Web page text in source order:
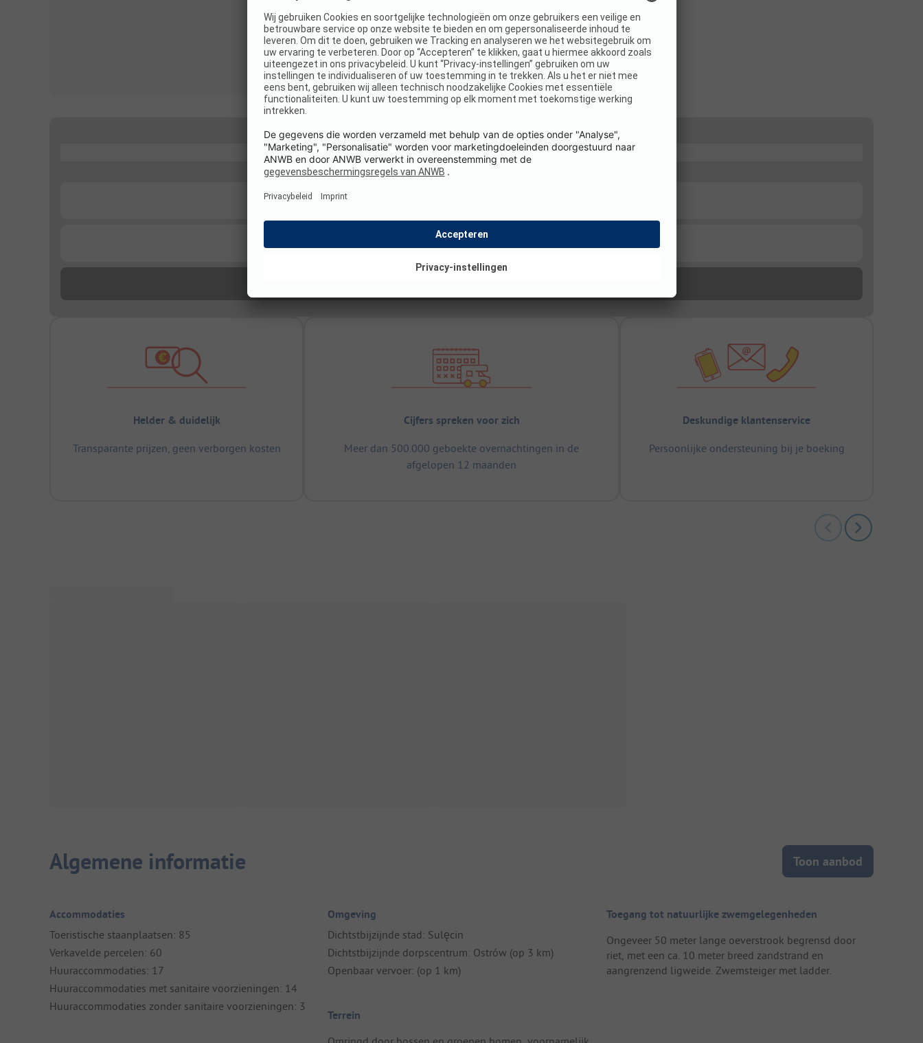
Helder & duidelijk
Transparante prijzen, geen verborgen kosten
Cijfers spreken voor zich
Meer dan 500.000 geboekte overnachtingen in de
afgelopen 12 maanden
Deskundige klantenservice
Persoonlijke ondersteuning bij je boeking
Algemene informatie Toon aanbod
Accommodaties
Toeristische staanplaatsen: 85
Verkavelde percelen: 60
Huuraccommodaties: 17
Huuraccommodaties met sanitaire voorzieningen: 14
Huuraccommodaties zonder sanitaire voorzieningen: 3
Omgeving
Dichtstbijzijnde stad: Sulęcin
Dichtstbijzijnde dorpscentrum: Ostrów (op 3 km)
Openbaar vervoer: (op 1 km)
Terrein
Toegang tot natuurlijke zwemgelegenheden
Ongeveer 50 meter lange oeverstrook begrensd door
riet, met een ca. 10 meter breed zandstrand en
aangrenzend ligweide. Zwemsteiger met ladder.